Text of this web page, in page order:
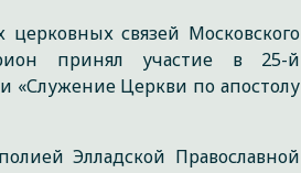
связей Московского
принял участие в 25-й
«Служение Церкви по апостолу
Элладской Православной